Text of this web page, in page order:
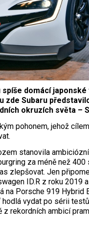
domácí
zde Subaru
okruzích světa –
pohonem, jehož
stanovila
za méně než 400
zlepšovat. Jen
ID.R z roku 2019
na Porsche 919 Hybrid
hodlá vydat po sérii
rekordních ambicí